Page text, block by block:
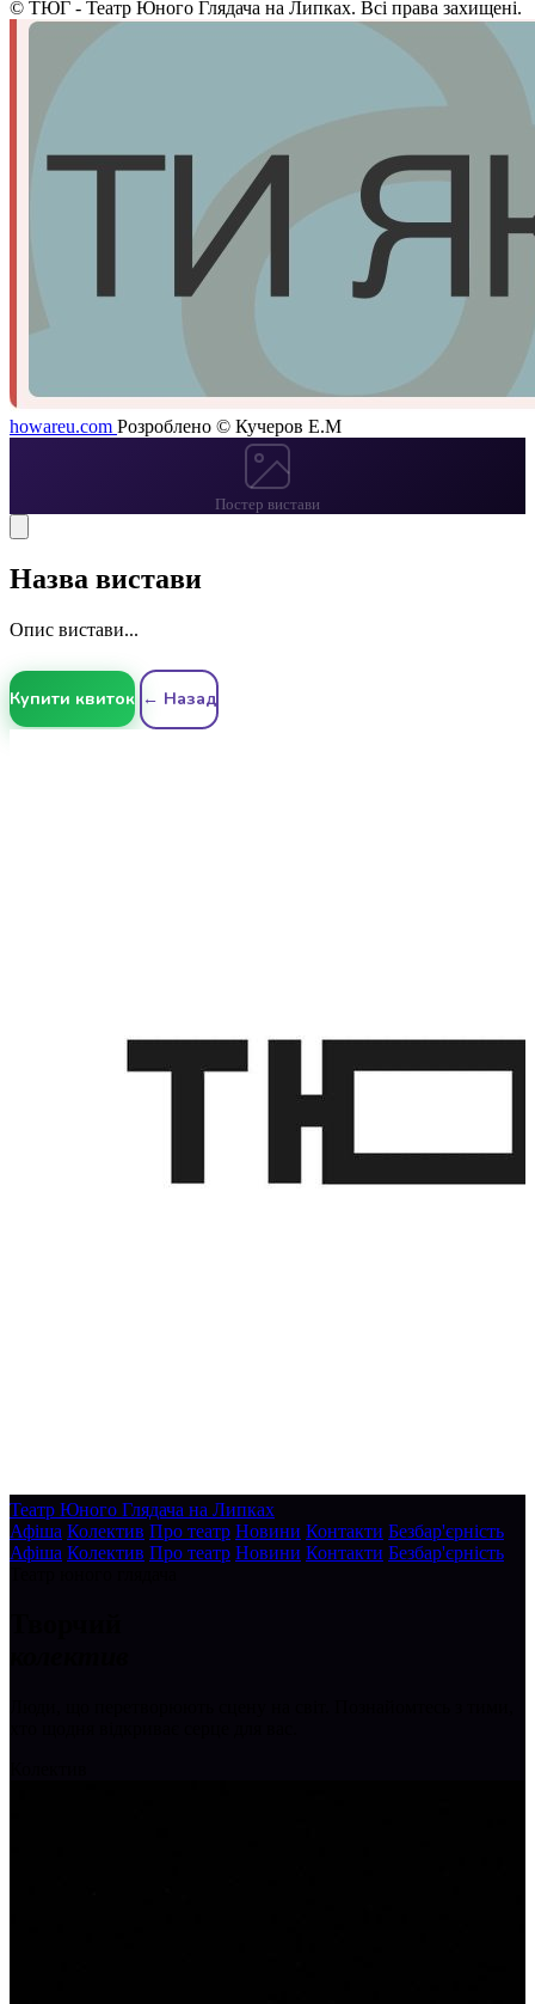
© ТЮГ - Театр Юного Глядача на Липках. Всі права захищені.
howareu.com Розроблено © Кучеров Е.М
Постер вистави
Назва вистави
Опис вистави...
Купити квиток ← Назад
Театр Юного Глядача на Липках
Афіша Колектив Про театр Новини Контакти Безбар'єрність
Афіша Колектив Про театр Новини Контакти Безбар'єрність